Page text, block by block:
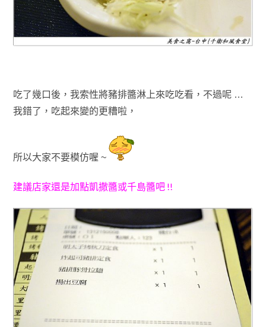
吃了幾口後 ，我索性將豬排醬淋上來吃吃看，不過呢 …
我錯了 ，吃起來變的更糟啦 ，
所以大家不要模仿喔 ~
建議店家還是加點凱撒醬或千島醬吧 !!